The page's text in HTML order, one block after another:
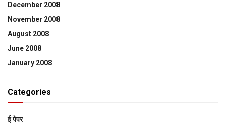
December 2008
November 2008
August 2008
June 2008
January 2008
Categories
ई पेपर